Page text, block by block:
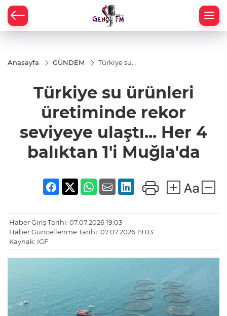
Anasayfa GÜNDEM
Türkiye su
seviyeye
4 balıktan
1'i
Muğla'da
Türkiye su ürünleri
üretiminde rekor
seviyeye ulaştı... Her 4
balıktan 1'i Muğla'da
Haber Giriş Tarihi: 07.07.2026 19:03
Haber Güncellenme Tarihi: 07.07.2026 19:03
Kaynak: IGF